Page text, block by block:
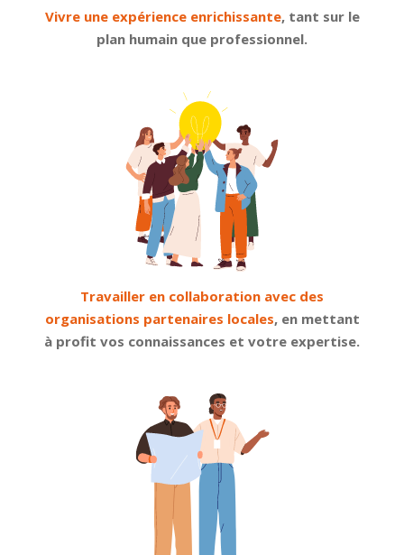
Vivre une expérience enrichissante, tant sur le
plan humain que professionnel.
Travailler en collaboration avec des
organisations partenaires locales, en mettant
à profit vos connaissances et votre expertise.